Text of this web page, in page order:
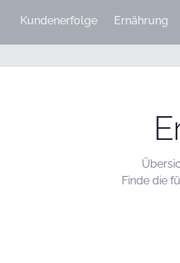
Kundenerfolge Ernährung
Finde die